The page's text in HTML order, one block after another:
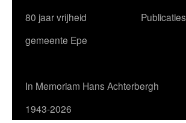
80 jaar vrijheid
gemeente Epe
Publicaties
In Memoriam Hans Achterbergh
1943-2026